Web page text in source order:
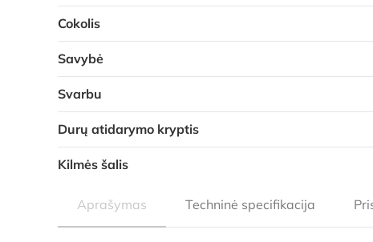
Cokolis
Savybė
Svarbu
Durų atidarymo kryptis
Kilmės šalis
Aprašymas Techninė specifikacija